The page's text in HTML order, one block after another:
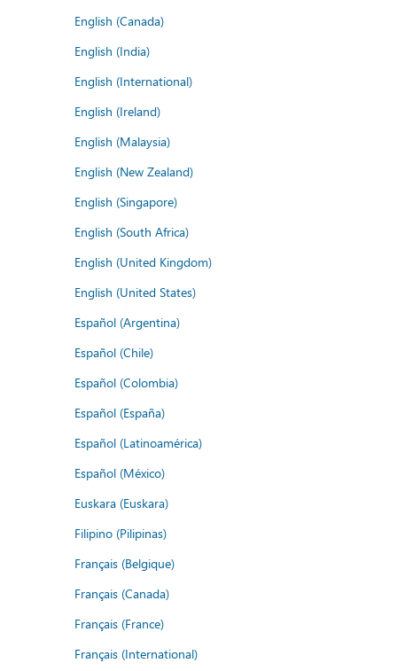
English (Canada)
English (India)
English (International)
English (Ireland)
English (Malaysia)
English (New Zealand)
English (Singapore)
English (South Africa)
English (United Kingdom)
English (United States)
Español (Argentina)
Español (Chile)
Español (Colombia)
Español (España)
Español (Latinoamérica)
Español (México)
Euskara (Euskara)
Filipino (Pilipinas)
Français (Belgique)
Français (Canada)
Français (France)
Français (International)